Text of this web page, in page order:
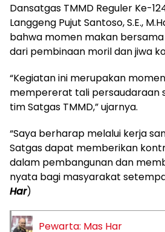
Dansatgas TMMD Reguler Ke-
Langgeng Pujut Santoso, S.E.,
bahwa momen makan
dari pembinaan moril dan jiwa
“Kegiatan ini merupakan
mempererat tali persaudaraan
tim Satgas TMMD,” ujarnya.
“Saya berharap melalui kerja
Satgas dapat memberikan
dalam pembangunan dan
nyata bagi masyarakat
Har)
Pewarta: Mas Har